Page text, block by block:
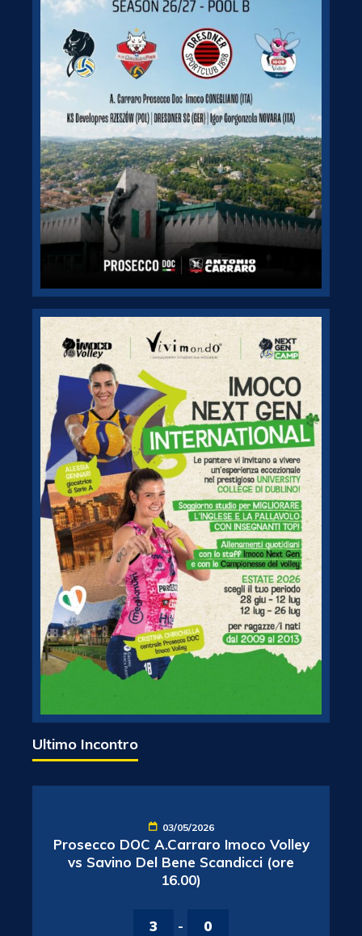
Ultimo Incontro
03/05/2026
Prosecco DOC A.Carraro Imoco Volley
vs Savino Del Bene Scandicci (ore
16.00)
3 - 0